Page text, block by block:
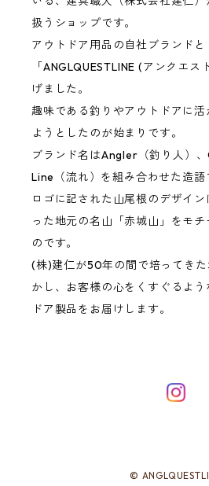
扱うショップです。
アウトドア用品の自社ブランドと
「ANGLQUESTLINE (アンクエ
げました。
趣味である釣りやアウトドアに活
ようとしたのが始まりです。
ブランド名はAngler（釣り人）、
Line（流れ）を組み合わせた造語
ロゴに記された山尾根のデザイ
った地元の名山「赤城山」をモチ
のです。
(株)建仁が50年の間で培ってき
かし、お客様の心をくすぐるよ
ドア製品をお届けします。
©